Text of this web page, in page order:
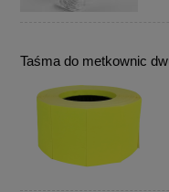
Taśma do metkownic